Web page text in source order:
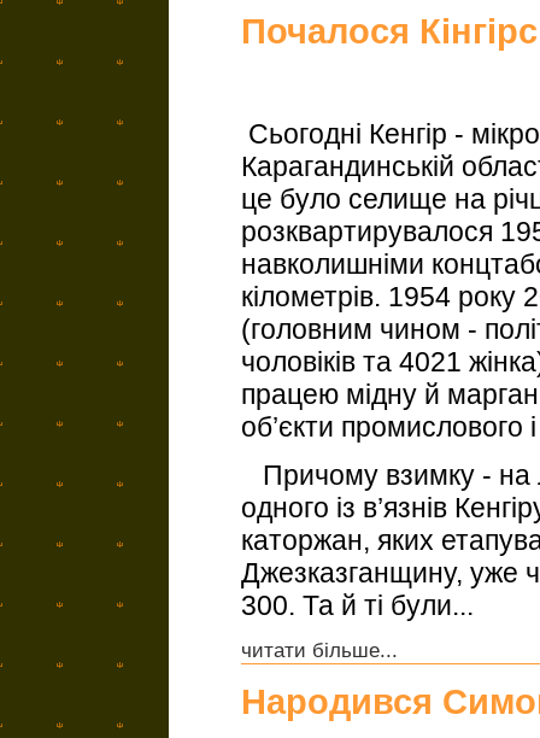
Почалося
Сьогодні Кенгір -
Карагандинській
це було селище на
розквартирувалося
навколишніми
кілометрів. 1954 року
(головним чином -
чоловіків та 4021
працею мідну й
об’єкти промислового
Причому взимку - на
одного із в’язнів
каторжан, яких
Джезказганщину, уже
300. Та й ті були...
читати більше...
Народився